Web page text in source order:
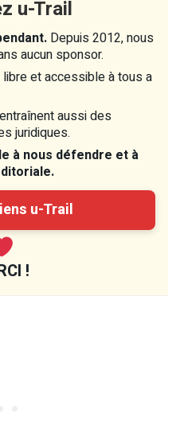
u-Trail
Depuis 2012, nous
aucun sponsor.
et accessible à tous a
aussi des
juridiques.
à nous défendre et à
u-Trail
!